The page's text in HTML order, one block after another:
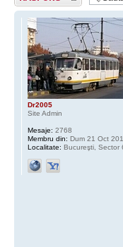
Dr2005
Site Admin
Mesaje: 2768
Membru din: Dum 21 Oct
Localitate: Bucureşti, Sector